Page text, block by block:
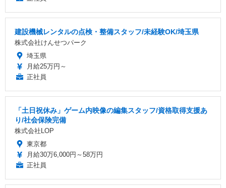
建設機械レンタルの点検・整備スタッフ/未経験OK/埼玉県
株式会社けんせつパーク
埼玉県
月給25万円～
正社員
「土日祝休み」ゲーム内映像の編集スタッフ/資格取得支援あ
り/社会保険完備
株式会社LOP
東京都
月給30万6,000円～58万円
正社員